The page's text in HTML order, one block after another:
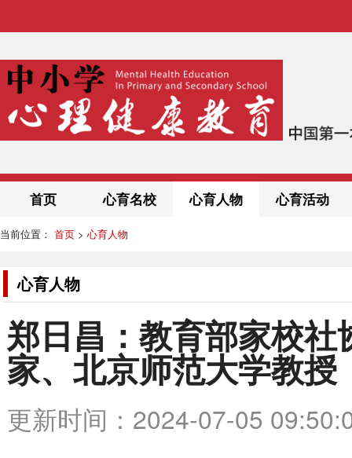
首页 心育名校 心育人物 心育活动
当前位置： 首页 > 心育人物
心育人物
郑日昌：教育部家校
家、北京师范大学教授
更新时间：2024-07-05